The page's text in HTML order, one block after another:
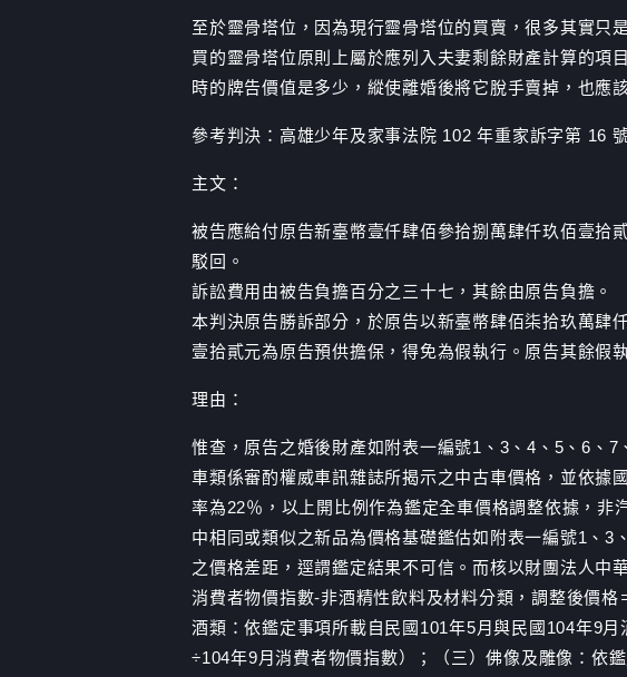
至於靈骨塔位，因為現行靈骨塔位的買賣，很多其實只
買的靈骨塔位原則上屬於應列入夫妻剩餘財產計算的項
時的牌告價值是多少，縱使離婚後將它脫手賣掉，也應
參考判決：高雄少年及家事法院 102 年重家訴字第 16
主文：
被告應給付原告新臺幣壹仟肆佰參拾捌萬肆仟玖佰壹拾
駁回。
訴訟費用由被告負擔百分之三十七，其餘由原告負擔。
本判決原告勝訴部分，於原告以新臺幣肆佰柒拾玖萬肆
壹拾貳元為原告預供擔保，得免為假執行。原告其餘假
理由：
惟查，原告之婚後財產如附表一編號1、3、4、5、6、
車類係審酌權威車訊雜誌所揭示之中古車價格，並依據
率為22％，以上開比例作為鑑定全車價格調整依據，
中相同或類似之新品為價格基礎鑑估如附表一編號1、
之價格差距，逕謂鑑定結果不可信。而核以財團法人中
消費者物價指數-非酒精性飲料及材料分類，調整後價
酒類：依鑑定事項所載自民國101年5月與民國104年9
÷104年9月消費者物價指數）；（三）佛像及雕像：依